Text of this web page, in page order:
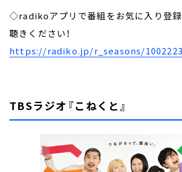
◇radikoアプリで番組をお気に入り登録
聴きください！
https://radiko.jp/r_seasons/
TBSラジオ『こねくと』